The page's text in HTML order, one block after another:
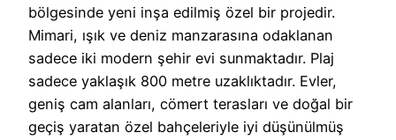
bölgesinde yeni inşa edilmiş özel bir projedir.
Mimari, ışık ve deniz manzarasına odaklanan
sadece iki modern şehir evi sunmaktadır. Plaj
sadece yaklaşık 800 metre uzaklıktadır. Evler,
geniş cam alanları, cömert terasları ve doğal bir
geçiş yaratan özel bahçeleriyle iyi düşünülmüş